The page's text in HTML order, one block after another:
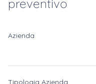
preventivo
Azienda
Tipologia Azienda